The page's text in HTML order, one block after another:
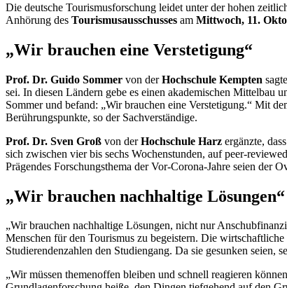
Die deutsche Tourismusforschung leidet unter der hohen
Anhörung des Tourismusausschusses am Mittwoch, 11.
„Wir brauchen eine Verstetigung“
Prof. Dr. Guido Sommer von derHochschule Kempten
sei. In diesen Ländern gebe es einen akademischen Mittelbau
Sommer und befand: „Wir brauchen eine Verstetigung.“ Mit
Berührungspunkte, so der Sachverständige.
Prof. Dr. Sven Groß von derHochschule Harz ergänzte,
sich zwischen vier bis sechs Wochenstunden, aufpeer-
Prägendes Forschungsthema der Vor-Corona-Jahre seien der
„Wir brauchen nachhaltige Lösungen“
„Wir brauchen nachhaltige Lösungen, nicht nur
Menschen für den Tourismus zu begeistern. Die
Studierendenzahlen den Studiengang. Da sie gesunken seien,
„Wir müssen themenoffen bleiben und schnell reagieren